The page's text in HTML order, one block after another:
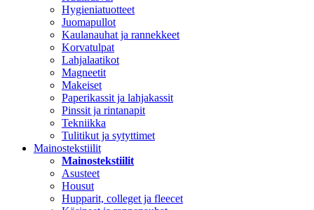
Hygieniatuotteet
Juomapullot
Kaulanauhat ja rannekkeet
Korvatulpat
Lahjalaatikot
Magneetit
Makeiset
Paperikassit ja lahjakassit
Pinssit ja rintanapit
Tekniikka
Tulitikut ja sytyttimet
Mainostekstiilit
Mainostekstiilit
Asusteet
Housut
Hupparit, colleget ja fleecet